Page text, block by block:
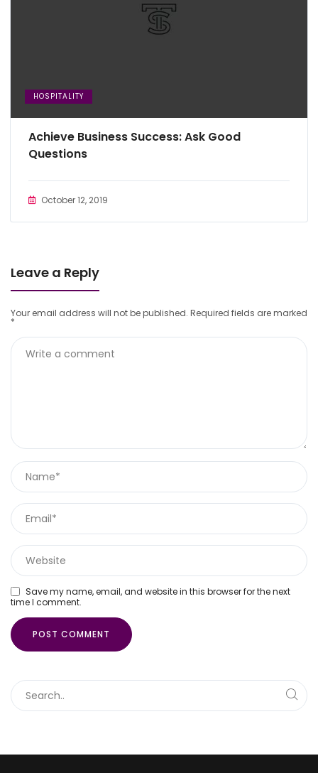
HOSPITALITY
Achieve Business Success: Ask Good
Questions
October 12, 2019
Leave a Reply
Your email address will not be published. Required fields are marked
*
Save my name, email, and website in this browser for the next
time I comment.